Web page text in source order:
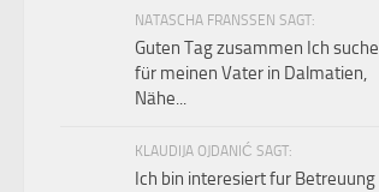
NATASCHA FRANSSEN SAGT:
Guten Tag zusammen Ich suche
für meinen Vater in Dalmatien,
Nähe...
KLAUDIJA OJDANIĆ SAGT:
Ich bin interesiert fur Betreuung